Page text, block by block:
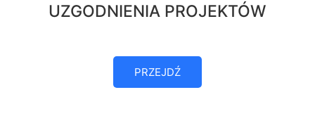
UZGODNIENIA PROJEKTÓW
PRZEJDŹ